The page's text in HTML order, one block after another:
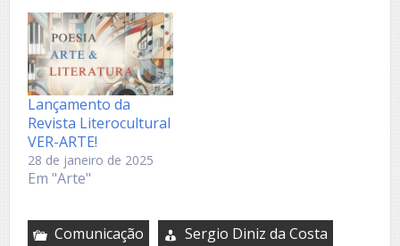
à Borboleta’ e…
Lançamento da
Revista Literocultural
VER-ARTE!
28 de janeiro de 2025
Em "Arte"
Comunicação
Sergio Diniz da Costa